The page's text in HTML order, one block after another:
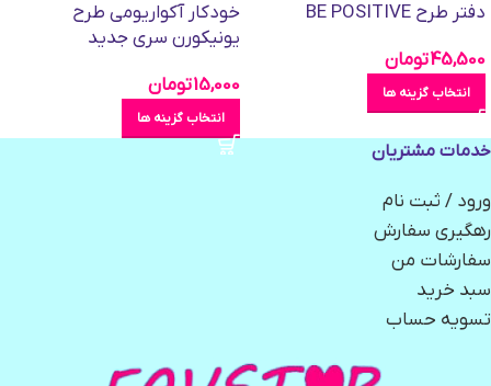
دفتر طرح BE POSITIVE
45,500تومان
انتخاب گزینه ها
خودکار آکواریومی طرح
یونیکورن سری جدید
15,000تومان
انتخاب گزینه ها
خدمات مشتریان
ورود / ثبت نام
رهگیری سفارش
سفارشات من
سبد خرید
تسویه حساب